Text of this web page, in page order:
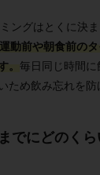
ングはとくに決
動前や朝食前の
。 毎日同じ時間
ため飲み忘れを防
でにどのくら